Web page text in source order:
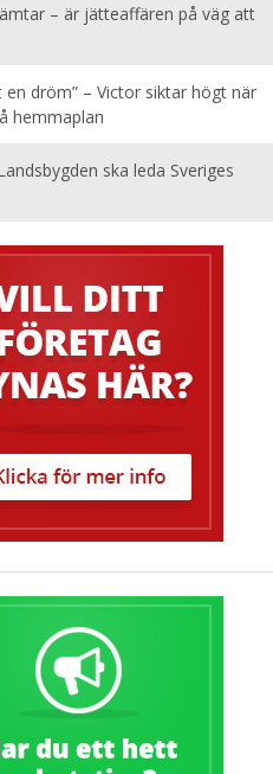
– är jätteaffären på väg att
en dröm” – Victor siktar högt när
hemmaplan
ska leda Sveriges